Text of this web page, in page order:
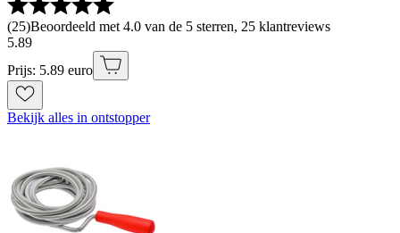
(25)Beoordeeld met 4.0 van de 5 sterren, 25 klantreviews
5.89
Prijs: 5.89 euro
Bekijk alles in ontstopper